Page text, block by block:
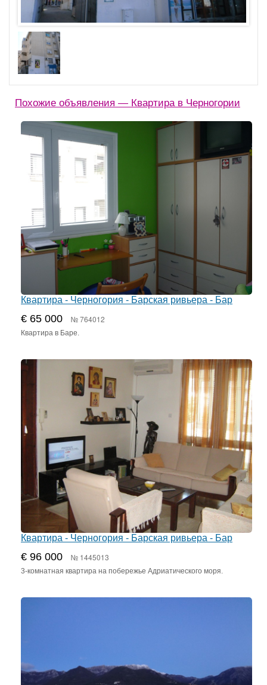
Похожие объявления — Квартира в Черногории
Квартира - Черногория - Барская ривьера - Бар
€ 65 000 № 764012
Квартира в Баре.
Квартира - Черногория - Барская ривьера - Бар
€ 96 000 № 1445013
3-комнатная квартира на побережье Адриатического моря.